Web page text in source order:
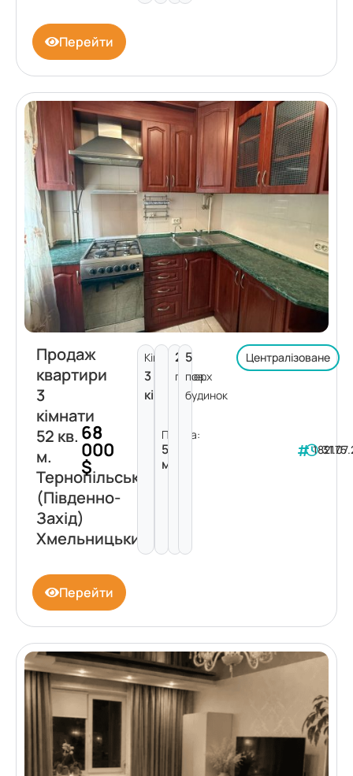
Перейти
Продаж
квартири
3
кімнати
52 кв.
м.
Тернопільська
(Південно-
Захід)
Хмельницький
68
000
$
Кімнат:
3
кімнати
Площа:
52
м²
2
поверх
5
пов.
будинок
Централізоване
182175
Перейти